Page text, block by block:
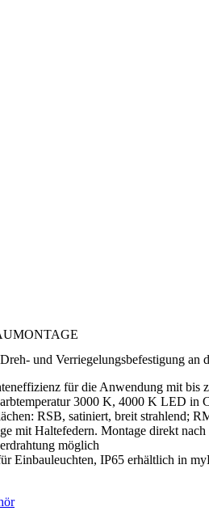
und Verriegelungsbefestigung an
für die Anwendung mit bis
3000 K, 4000 K LED in
RSB, satiniert, breit strahlend;
mit Haltefedern. Montage direkt
möglich
Einbauleuchten, IP65 erhältlich in